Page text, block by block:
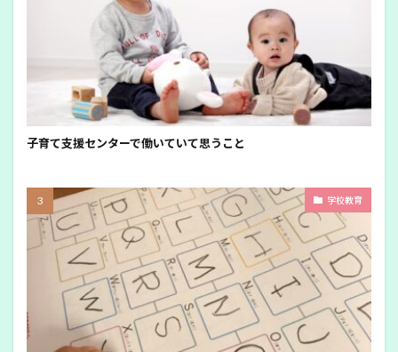
子育て支援センターで働いていて思うこと
学校教育